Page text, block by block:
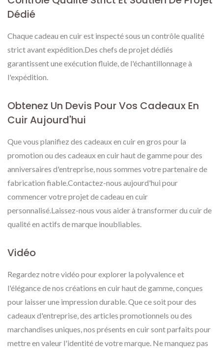
Dédié
Chaque cadeau en cuir est inspecté sous un contrôle qualité
strict avant expédition.Des chefs de projet dédiés
garantissent une exécution fluide, de l'échantillonnage à
l'expédition.
Obtenez Un Devis Pour Vos Cadeaux En
Cuir Aujourd'hui
Que vous planifiez des cadeaux en cuir en gros pour la
promotion ou des cadeaux en cuir haut de gamme pour des
anniversaires d'entreprise, nous sommes votre partenaire de
fabrication fiable.Contactez-nous aujourd'hui pour
commencer votre projet de cadeau en cuir
personnalisé.Laissez-nous vous aider à transformer du cuir de
qualité en actifs de marque inoubliables.
Vidéo
Regardez notre vidéo pour explorer la polyvalence et
l'élégance de nos créations en cuir haut de gamme, conçues
pour laisser une impression durable. Que ce soit pour des
cadeaux d'entreprise, des articles promotionnels ou des
marchandises uniques, nos présents en cuir sont parfaits pour
mettre en valeur l'identité de votre marque. Ne manquez pas